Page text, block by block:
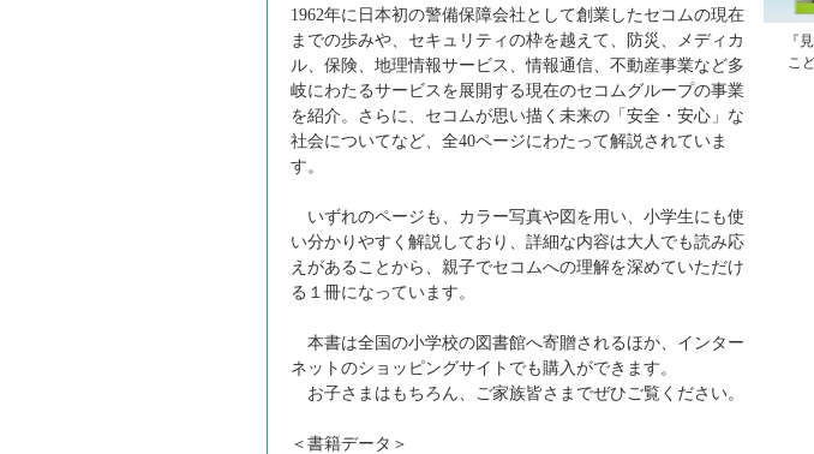
1962年に日本初の警備保障会社として創業したセコムの現在
までの歩みや、セキュリティの枠を越えて、防災、メディカ
ル、保険、地理情報サービス、情報通信、不動産事業など多
岐にわたるサービスを展開する現在のセコムグループの事業
を紹介。さらに、セコムが思い描く未来の「安全・安心」な
社会についてなど、全40ページにわたって解説されていま
す。
いずれのページも、カラー写真や図を用い、小学生にも使
い分かりやすく解説しており、詳細な内容は大人でも読み応
えがあることから、親子でセコムへの理解を深めていただけ
る１冊になっています。
本書は全国の小学校の図書館へ寄贈されるほか、インター
ネットのショッピングサイトでも購入ができます。
お子さまはもちろん、ご家族皆さまでぜひご覧ください。
＜書籍データ＞
『
こ